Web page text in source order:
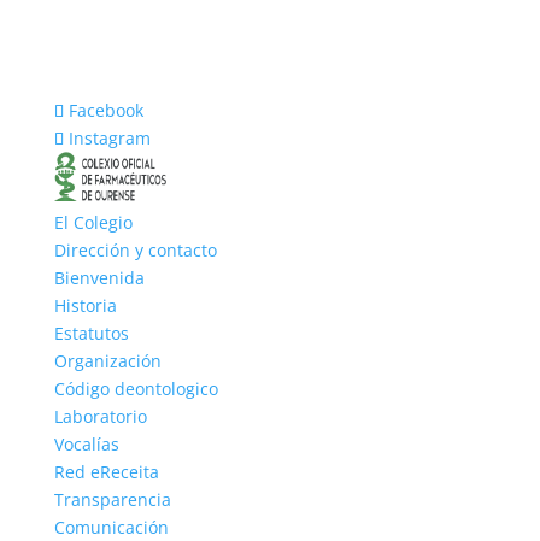
Facebook
Instagram
El Colegio
Dirección y contacto
Bienvenida
Historia
Estatutos
Organización
Código deontologico
Laboratorio
Vocalías
Red eReceita
Transparencia
Comunicación